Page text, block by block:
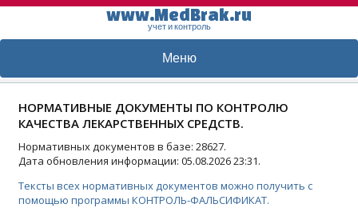
www.MedBrak.ru
учет и контроль
Меню
НОРМАТИВНЫЕ ДОКУМЕНТЫ ПО КОНТРОЛЮ
КАЧЕСТВА ЛЕКАРСТВЕННЫХ СРЕДСТВ.
Нормативных документов в базе: 28627.
Дата обновления информации: 05.08.2026 23:31.
Тексты всех нормативных документов можно получить с
помощью программы КОНТРОЛЬ-ФАЛЬСИФИКАТ.